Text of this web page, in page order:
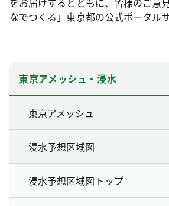
なでつくる」東京都の公式ポータル
東京アメッシュ・浸水
東京アメッシュ
浸水予想区域図
浸水予想区域図トップ